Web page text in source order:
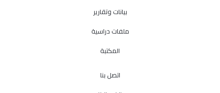
بيانات وتقارير
ملفات دراسية
المكتبة
اتصل بنا